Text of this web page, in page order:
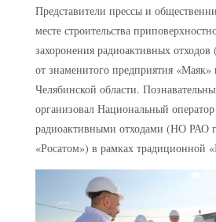
Представители прессы и
месте строительства
захоронения радиоактивных
от знаменитого предприятия «Маяк»
Челябинской области.
организовал Национальный
радиоактивными отходами (НО РАО
«Росатом») в рамках традиционной